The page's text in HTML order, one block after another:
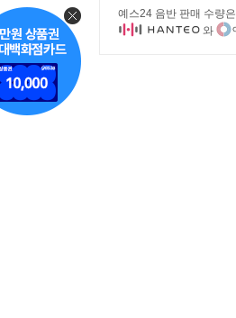
예스24 음반 판매 수량은
와